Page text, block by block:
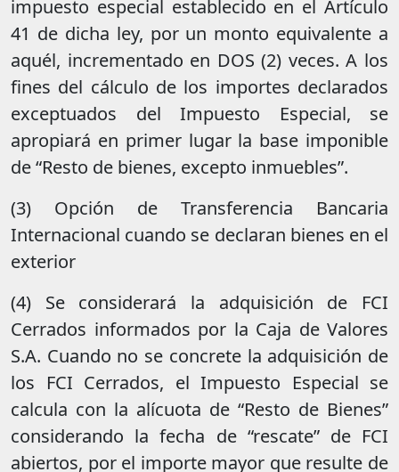
impuesto especial establecido en el Artículo
41 de dicha ley, por un monto equivalente a
aquél, incrementado en DOS (2) veces. A los
fines del cálculo de los importes declarados
exceptuados del Impuesto Especial, se
apropiará en primer lugar la base imponible
de “Resto de bienes, excepto inmuebles”.
(3) Opción de Transferencia Bancaria
Internacional cuando se declaran bienes en el
exterior
(4) Se considerará la adquisición de FCI
Cerrados informados por la Caja de Valores
S.A. Cuando no se concrete la adquisición de
los FCI Cerrados, el Impuesto Especial se
calcula con la alícuota de “Resto de Bienes”
considerando la fecha de “rescate” de FCI
abiertos, por el importe mayor que resulte de